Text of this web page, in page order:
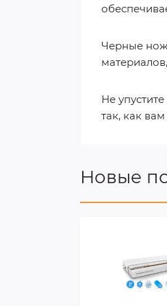
Черные
Не
так, как
Новые